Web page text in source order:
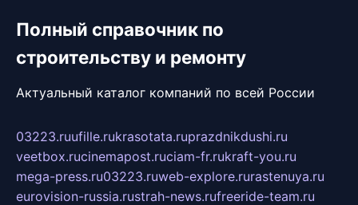
Полный справочник по
строительству и ремонту
Актуальный каталог компаний по всей России
03223.ruufille.rukrasotata.ruprazdnikdushi.ru
veetbox.rucinemapost.ruciam-fr.rukraft-you.ru
mega-press.ru03223.ruweb-explore.rurastenuya.ru
eurovision-russia.rustrah-news.rufreeride-team.ru